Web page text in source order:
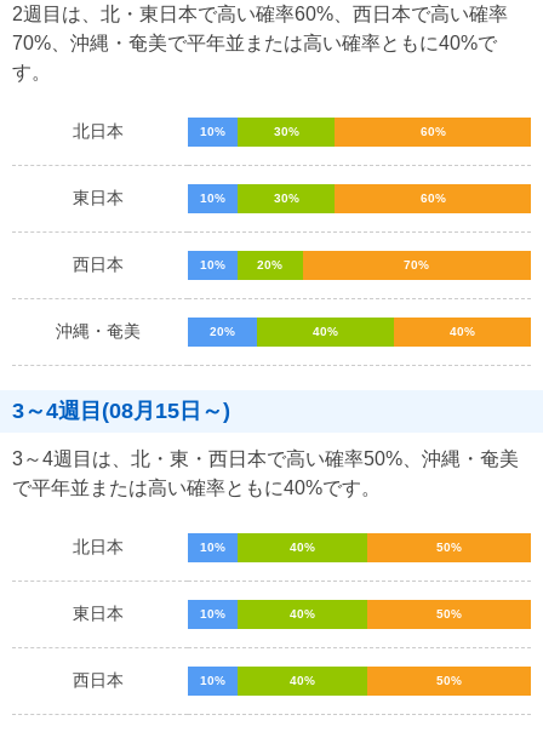
2週目は、北・東日本で高い確率60%、西日本で高い確率
70%、沖縄・奄美で平年並または高い確率ともに40%で
す。
北日本 10% 30% 60%
東日本 10% 30% 60%
西日本 10% 20% 70%
沖縄・奄美 20% 40% 40%
3～4週目(08月15日～)
3～4週目は、北・東・西日本で高い確率50%、沖縄・奄美
で平年並または高い確率ともに40%です。
北日本 10% 40% 50%
東日本 10% 40% 50%
西日本 10% 40% 50%